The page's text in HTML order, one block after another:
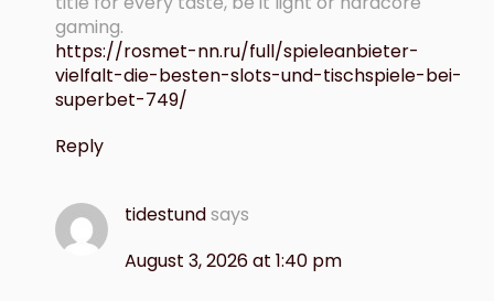
gaming.
https://rosmet-nn.ru/full/spieleanbieter-
vielfalt-die-besten-slots-und-tischspiele-bei-
superbet-749/
Reply
tidestundsays
August 3, 2026 at 1:40 pm